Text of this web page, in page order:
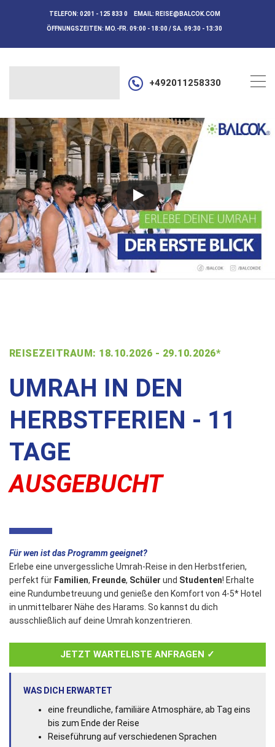
TELEFON: 0201 - 125 833 0 EMAIL: REISE@BALCOK.COM
ÖFFNUNGSZEITEN: MO.-FR. 09:00 - 18:00 / SA. 09:30 - 13:30
+492011258330
REISEZEITRAUM: 18.10.2026 - 29.10.2026*
UMRAH IN DEN
HERBSTFERIEN - 11
TAGE
AUSGEBUCHT
Für wen ist das Programm geeignet?
Erlebe eine unvergessliche Umrah-Reise in den Herbstferien,
perfekt für Familien, Freunde, Schüler und Studenten! Erhalte
eine Rundumbetreuung und genieße den Komfort von 4-5* Hotel
in unmittelbarer Nähe des Harams. So kannst du dich
ausschließlich auf deine Umrah konzentrieren.
JETZT WARTELISTE ANFRAGEN ✓
WAS DICH ERWARTET
eine freundliche, familiäre Atmosphäre, ab Tag eins
bis zum Ende der Reise
Reiseführung auf verschiedenen Sprachen